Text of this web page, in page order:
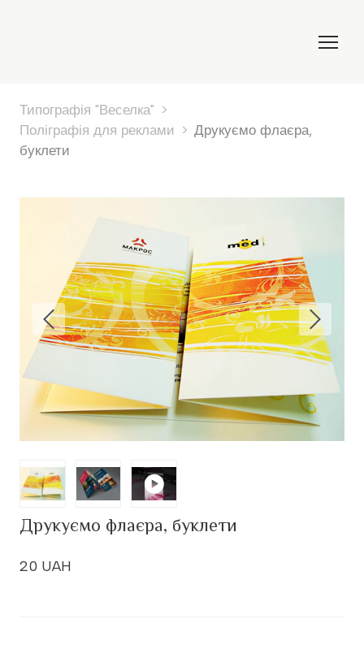
Типографія "Веселка"
Поліграфія для реклами
Друкуємо флаєра,
буклети
Друкуємо флаєра, буклети
20 UAH